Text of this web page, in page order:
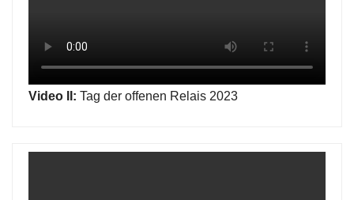
Video II: Tag der offenen Relais 2023